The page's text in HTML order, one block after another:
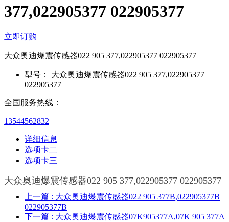
377,022905377 022905377
立即订购
大众奥迪爆震传感器022 905 377,022905377 022905377
型号：
大众奥迪爆震传感器022 905 377,022905377
022905377
全国服务热线：
13544562832
详细信息
选项卡二
选项卡三
大众奥迪爆震传感器022 905 377,022905377 022905377
上一篇 : 大众奥迪爆震传感器022 905 377B,022905377B
022905377B
下一篇 : 大众奥迪爆震传感器07K905377A,07K 905 377A